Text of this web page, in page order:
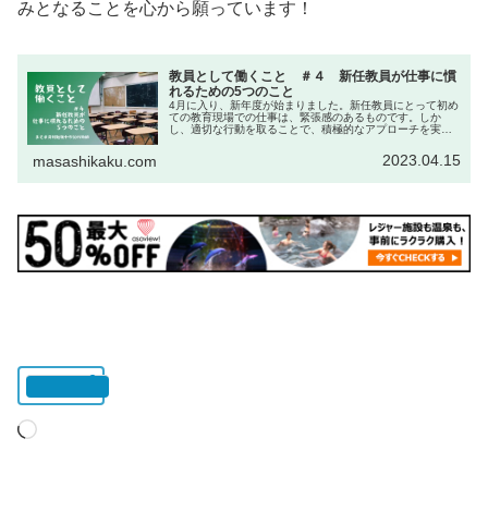
みとなることを心から願っています！
教員として働くこと ＃４ 新任教員が仕事に慣
れるための5つのこと
4月に入り、新年度が始まりました。新任教員にとって初め
ての教育現場での仕事は、緊張感のあるものです。しか
し、適切な行動を取ることで、積極的なアプローチを実践
masashikaku.com 2023.04.15
読